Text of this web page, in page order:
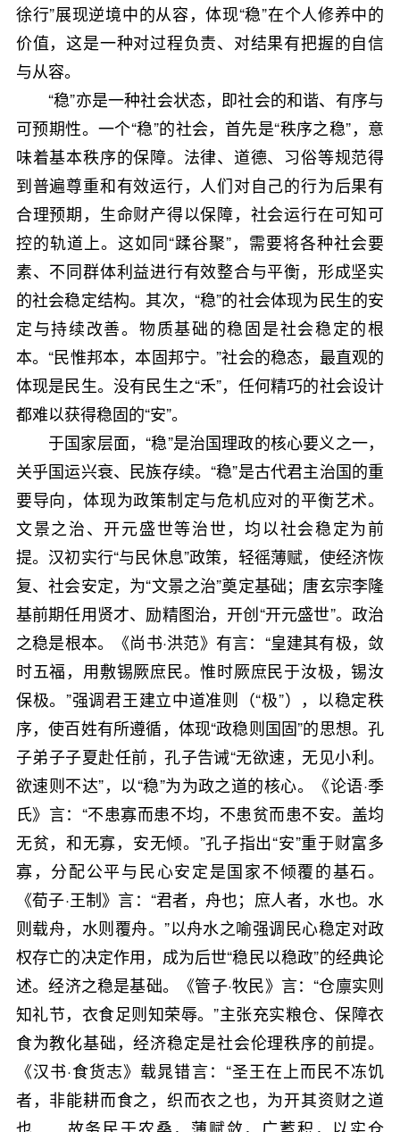
徐行”展现逆境中的从容，体现“稳”在个人修养中的
价值，这是一种对过程负责、对结果有把握的自信
与从容。
“稳”亦是一种社会状态，即社会的和谐、有序与
可预期性。一个“稳”的社会，首先是“秩序之稳”，意
味着基本秩序的保障。法律、道德、习俗等规范得
到普遍尊重和有效运行，人们对自己的行为后果有
合理预期，生命财产得以保障，社会运行在可知可
控的轨道上。这如同“蹂谷聚”，需要将各种社会要
素、不同群体利益进行有效整合与平衡，形成坚实
的社会稳定结构。其次，“稳”的社会体现为民生的安
定与持续改善。物质基础的稳固是社会稳定的根
本。“民惟邦本，本固邦宁。”社会的稳态，最直观的
体现是民生。没有民生之“禾”，任何精巧的社会设计
都难以获得稳固的“安”。
于国家层面，“稳”是治国理政的核心要义之一，
关乎国运兴衰、民族存续。“稳”是古代君主治国的重
要导向，体现为政策制定与危机应对的平衡艺术。
文景之治、开元盛世等治世，均以社会稳定为前
提。汉初实行“与民休息”政策，轻徭薄赋，使经济恢
复、社会安定，为“文景之治”奠定基础；唐玄宗李隆
基前期任用贤才、励精图治，开创“开元盛世”。政治
之稳是根本。《尚书·洪范》有言：“皇建其有极，敛
时五福，用敷锡厥庶民。惟时厥庶民于汝极，锡汝
保极。”强调君王建立中道准则（“极”），以稳定秩
序，使百姓有所遵循，体现“政稳则国固”的思想。孔
子弟子子夏赴任前，孔子告诫“无欲速，无见小利。
欲速则不达”，以“稳”为为政之道的核心。《论语·季
氏》言：“不患寡而患不均，不患贫而患不安。盖均
无贫，和无寡，安无倾。”孔子指出“安”重于财富多
寡，分配公平与民心安定是国家不倾覆的基石。
《荀子·王制》言：“君者，舟也；庶人者，水也。水
则载舟，水则覆舟。”以舟水之喻强调民心稳定对政
权存亡的决定作用，成为后世“稳民以稳政”的经典论
述。经济之稳是基础。《管子·牧民》言：“仓廪实则
知礼节，衣食足则知荣辱。”主张充实粮仓、保障衣
食为教化基础，经济稳定是社会伦理秩序的前提。
《汉书·食货志》载晁错言：“圣王在上而民不冻饥
者，非能耕而食之，织而衣之也，为开其资财之道
也……故务民于农桑，薄赋敛，广蓄积，以实仓